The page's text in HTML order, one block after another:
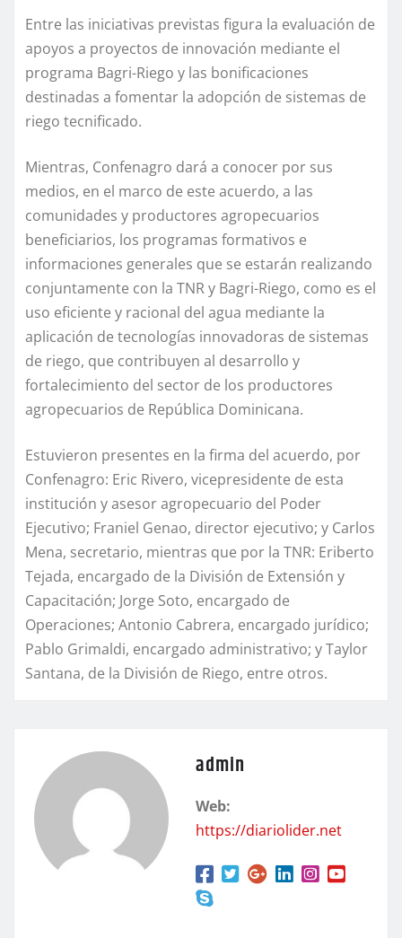
Entre las iniciativas previstas figura la evaluación de
apoyos a proyectos de innovación mediante el
programa Bagri-Riego y las bonificaciones
destinadas a fomentar la adopción de sistemas de
riego tecnificado.
Mientras, Confenagro dará a conocer por sus
medios, en el marco de este acuerdo, a las
comunidades y productores agropecuarios
beneficiarios, los programas formativos e
informaciones generales que se estarán realizando
conjuntamente con la TNR y Bagri-Riego, como es el
uso eficiente y racional del agua mediante la
aplicación de tecnologías innovadoras de sistemas
de riego, que contribuyen al desarrollo y
fortalecimiento del sector de los productores
agropecuarios de República Dominicana.
Estuvieron presentes en la firma del acuerdo, por
Confenagro: Eric Rivero, vicepresidente de esta
institución y asesor agropecuario del Poder
Ejecutivo; Franiel Genao, director ejecutivo; y Carlos
Mena, secretario, mientras que por la TNR: Eriberto
Tejada, encargado de la División de Extensión y
Capacitación; Jorge Soto, encargado de
Operaciones; Antonio Cabrera, encargado jurídico;
Pablo Grimaldi, encargado administrativo; y Taylor
Santana, de la División de Riego, entre otros.
admin
Web:
https://diariolider.net